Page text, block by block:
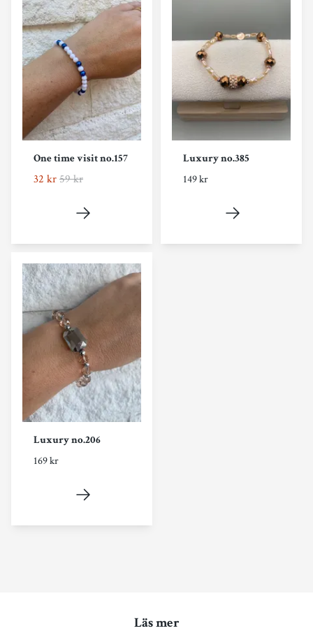
One time visit no.157
32 kr59 kr
Luxury no.385
149 kr
Luxury no.206
169 kr
Läs mer